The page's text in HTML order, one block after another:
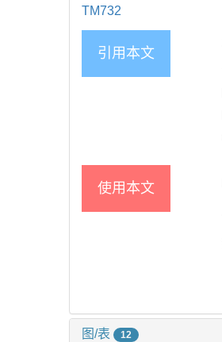
TM732
引用本文
使用本文
图/表 12